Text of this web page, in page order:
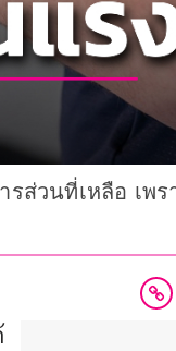
วนที่เหลือ เพร